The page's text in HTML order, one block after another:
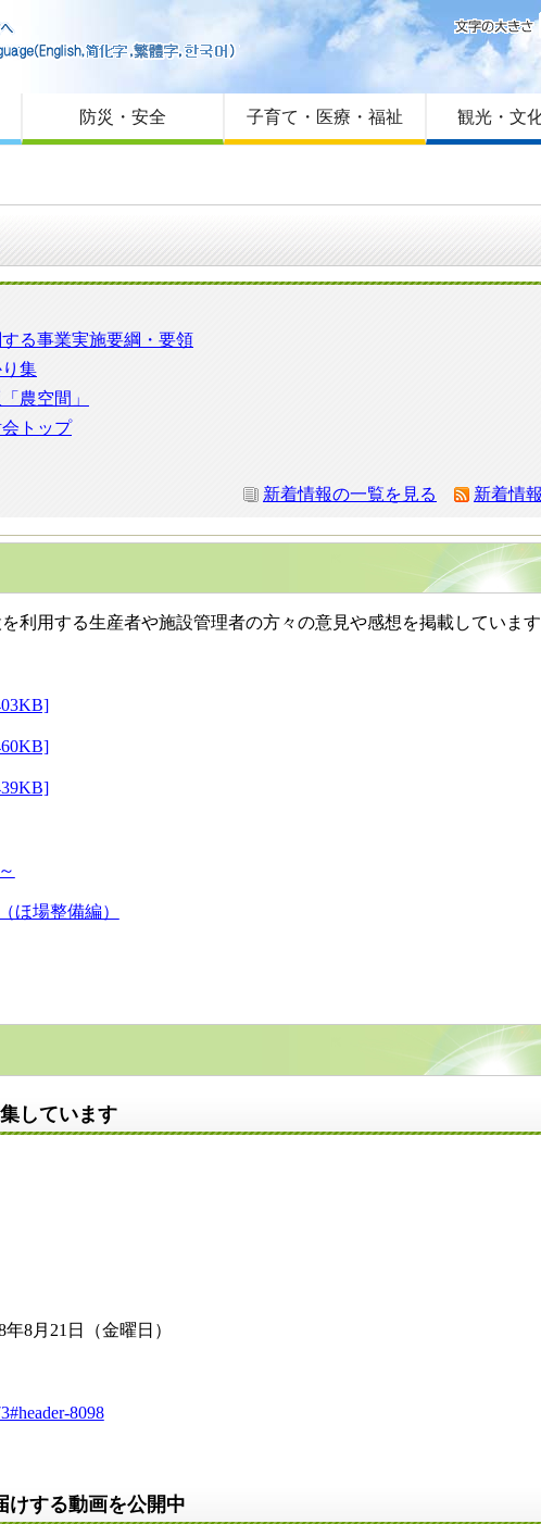
はじめての方へ
Foreign language
サイトマップ
防災・安全 子育て・医療・福祉 観光・文
る事業実施要綱・要領
集
農空間」
トップ
新着情報の一覧を見る 新着情
利用する生産者や施設管理者の方々の意見や感想を掲載しています
場整備編）
しています​
8月21日（金曜日）
8098
けする動画を公開中